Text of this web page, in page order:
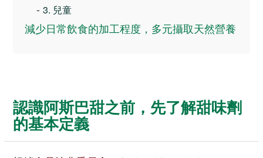
- 3. 兒童
減少日常飲食的加工程度，多元攝取天然營養
認識阿斯巴甜之前，先了解甜味劑
的基本定義